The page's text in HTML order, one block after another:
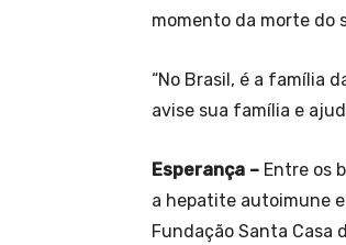
momento da morte do
“No Brasil, é a família
avise sua família e
Esperança – Entre os
a hepatite autoimune
Fundação Santa Casa